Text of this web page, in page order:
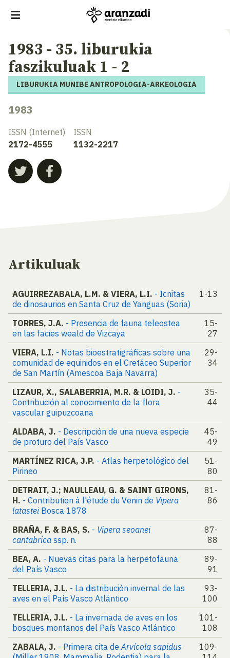
1983 - 35. liburukia
faszikuluak 1 - 2
LIBURUKIA MUNIBE ANTROPOLOGIA-ARKEOLOGIA
1983
ISSN (Internet)
2172-4555
ISSN
1132-2217
Artikuluak
AGUIRREZABALA, L.M. & VIERA, L.I. - Icnitas
de dinosaurios en Santa Cruz de Yanguas (Soria)
1-13
TORRES, J.A. - Presencia de fauna teleostea
en las facies weald de Vizcaya
15-
27
VIERA, L.I. - Notas bioestratigráficas sobre una
comunidad de equinidos en el Cretáceo Superior
de San Martín (Amescoa Baja Navarra)
29-
34
LIZAUR, X., SALABERRIA, M.R. & LOIDI, J. -
Contribución al conocimiento de la flora
vascular guipuzcoana
35-
44
ALDABA, J. - Descripción de una nueva especie
de proturo del País Vasco
45-
49
MARTÍNEZ RICA, J.P. - Atlas herpetológico del
Pirineo
51-
80
DETRAIT, J.; NAULLEAU, G. & SAINT GIRONS,
H. - Contribution à l'étude du Venin de Vipera
latasteiBosca 1878
81-
86
BRAÑA, F. & BAS, S. - Vipera seoanei
cantabrica ssp. n.
87-
88
BEA, A. - Nuevas citas para la herpetofauna
del País Vasco
89-
91
TELLERIA, J.L. - La distribución invernal de las
aves en el País Vasco Atlántico
93-
100
TELLERIA, J.L. - La invernada de aves en los
bosques montanos del País Vasco Atlántico
101-
108
ZABALA, J. - Primera cita deArvícola sapidus
109-